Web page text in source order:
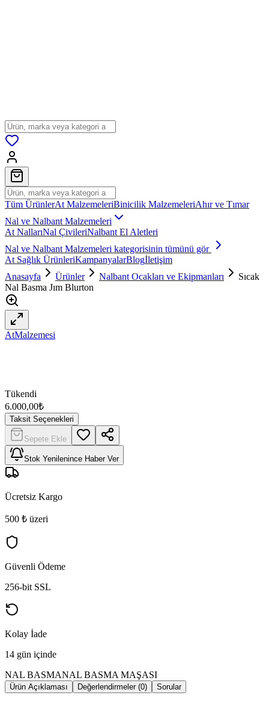
Tüm ÜrünlerAt MalzemeleriBinicilik MalzemeleriAhır ve Tımar
Nal ve Nalbant Malzemeleri
At NallarıNal ÇivileriNalbant El Aletleri
Nal ve Nalbant Malzemeleri kategorisinin tümünü gör
At Sağlık ÜrünleriKampanyalarBlogİletişim
Anasayfa
Ürünler Nalbant Ocakları ve Ekipmanları
Sıcak
Nal Basma Jım Blurton
AtMalzemesi
Tükendi
6.000,00₺
Taksit Seçenekleri
Sepete Ekle
Stok Yenilenince Haber Ver
Ücretsiz Kargo
500 ₺ üzeri
Güvenli Ödeme
256-bit SSL
Kolay İade
14 gün içinde
NAL BASMANAL BASMA MAŞASI
Ürün Açıklaması Değerlendirmeler (0) Sorular